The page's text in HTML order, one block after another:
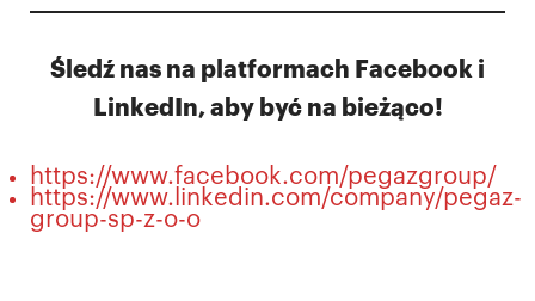
Śledź nas na platformach Facebook i
LinkedIn, aby być na bieżąco!
https://www.facebook.com/pegazgroup/
https://www.linkedin.com/company/pegaz-
group-sp-z-o-o